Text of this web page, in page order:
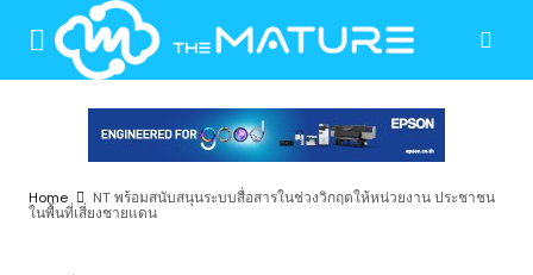
Home
NT พร้อมสนับสนุนระบบสื่อสารในช่วงวิกฤตให้หน่วยงาน ประชาชน
ในพื้นที่เสี่ยงชายแดน